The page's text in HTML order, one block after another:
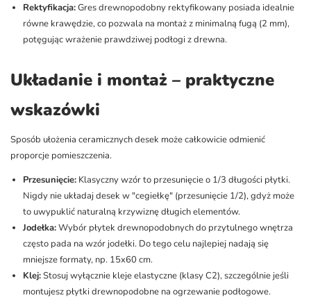
Rektyfikacja:Gres drewnopodobny rektyfikowany posiada idealnie
równe krawędzie, co pozwala na montaż z minimalną fugą (2 mm),
potęgując wrażenie prawdziwej podłogi z drewna.
Układanie i montaż – praktyczne
wskazówki
Sposób ułożenia ceramicznych desek może całkowicie odmienić
proporcje pomieszczenia.
Przesunięcie: Klasyczny wzór to przesunięcie o 1/3 długości płytki.
Nigdy nie układaj desek w "cegiełkę" (przesunięcie 1/2), gdyż może
to uwypuklić naturalną krzywiznę długich elementów.
Jodełka:Wybór płytek drewnopodobnych do przytulnego wnętrza
często pada na wzór jodełki. Do tego celu najlepiej nadają się
mniejsze formaty, np. 15x60 cm.
Klej:Stosuj wyłącznie kleje elastyczne (klasy C2), szczególnie jeśli
montujesz płytki drewnopodobne na ogrzewanie podłogowe.